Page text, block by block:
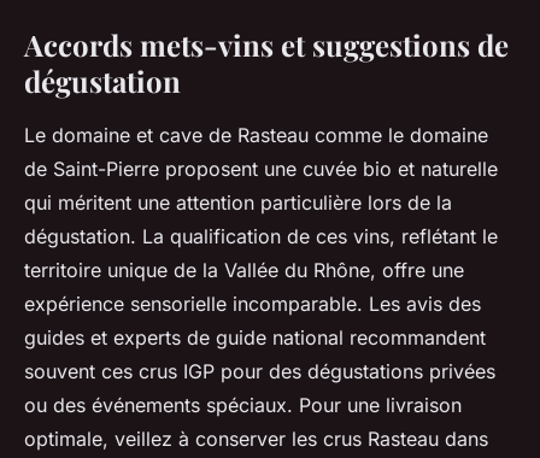
Accords mets-vins et suggestions de
dégustation
Le domaine et cave de Rasteau comme le domaine
de Saint-Pierre proposent une cuvée bio et naturelle
qui méritent une attention particulière lors de la
dégustation. La qualification de ces vins, reflétant le
territoire unique de la Vallée du Rhône, offre une
expérience sensorielle incomparable. Les avis des
guides et experts de guide national recommandent
souvent ces crus IGP pour des dégustations privées
ou des événements spéciaux. Pour une livraison
optimale, veillez à conserver les crus Rasteau dans